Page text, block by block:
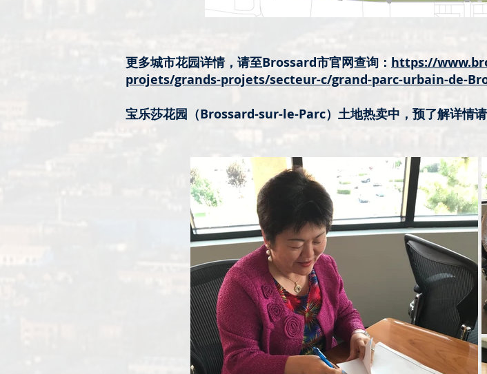
更多城市花园详情，请至Brossard市官网查询： https://
projets/grands-projets/secteur-c/grand-parc-urbain-de-
宝乐莎花园（Brossard-sur-le-Parc）土地热卖中，预了解详情